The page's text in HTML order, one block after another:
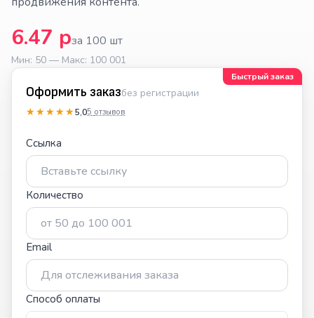
6.47 рза 100 шт
Мин: 50 — Макс: 100 001
Быстрый заказ
Оформить заказбез регистрации
★★★★★
★★★★★5,05 отзывов
Ссылка
Количество
Email
Способ оплаты